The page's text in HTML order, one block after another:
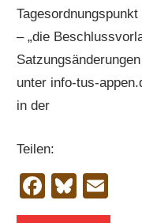
– „die
unter info-tus-
in der
Teilen: